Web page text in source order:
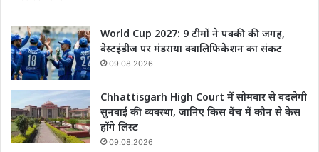
World Cup 2027: 9 टीमों ने पक्की की जगह,
वेस्टइंडीज पर मंडराया क्वालिफिकेशन का संकट
09.08.2026
Chhattisgarh High Court में सोमवार से बदलेगी
सुनवाई की व्यवस्था, जानिए किस बेंच में कौन से केस
होंगे लिस्ट
09.08.2026